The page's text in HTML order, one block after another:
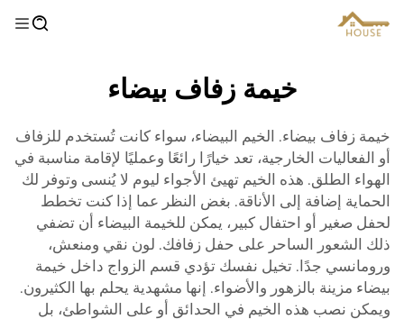
خيمة زفاف بيضاء
خيمة زفاف بيضاء. الخيم البيضاء، سواء كانت تُستخدم للزفاف
أو الفعاليات الخارجية، تعد خيارًا رائعًا وعمليًا لإقامة مناسبة في
الهواء الطلق. هذه الخيم تهيئ الأجواء ليوم لا يُنسى وتوفر لك
الحماية إضافة إلى الأناقة. بغض النظر عما إذا كنت تخطط
لحفل صغير أو احتفال كبير، يمكن للخيمة البيضاء أن تضفي
ذلك الشعور الساحر على حفل زفافك. لون نقي ومنعش،
ورومانسي جدًا. تخيل نفسك تؤدي قسم الزواج داخل خيمة
بيضاء مزينة بالزهور والأضواء. إنها مشهدية يحلم بها الكثيرون.
ويمكن نصب هذه الخيم في الحدائق أو على الشواطئ، بل